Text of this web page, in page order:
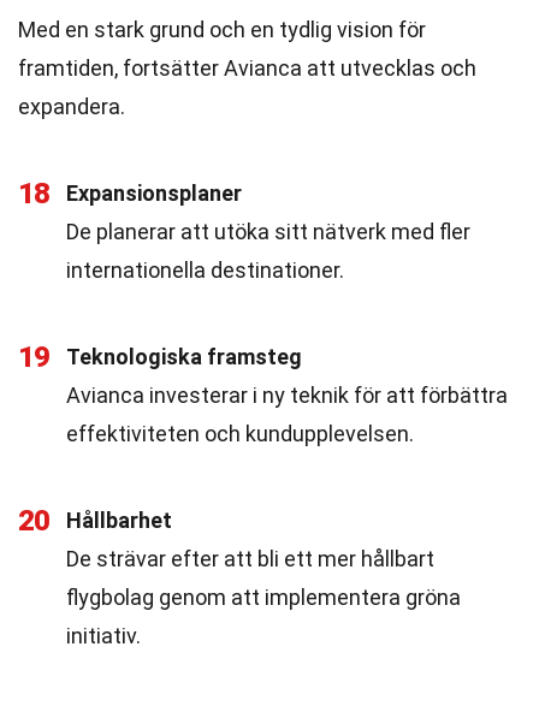
Med en stark grund och en tydlig vision för
framtiden, fortsätter Avianca att utvecklas och
expandera.
18
Expansionsplaner
De planerar att utöka sitt nätverk med fler
internationella destinationer.
19
Teknologiska framsteg
Avianca investerar i ny teknik för att förbättra
effektiviteten och kundupplevelsen.
20
Hållbarhet
De strävar efter att bli ett mer hållbart
flygbolag genom att implementera gröna
initiativ.